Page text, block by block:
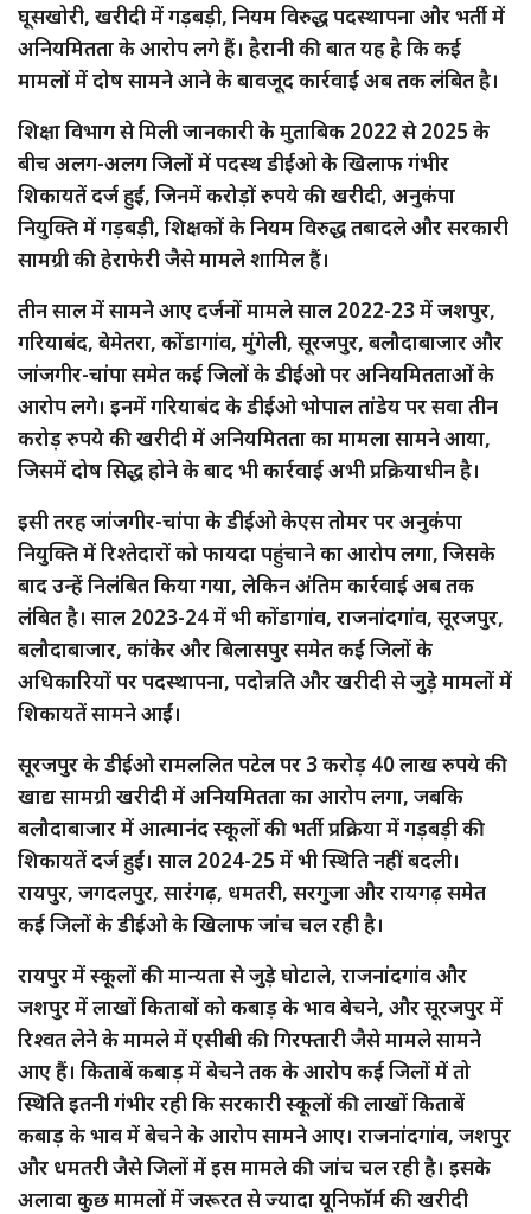
घूसखोरी, खरीदी में गड़बड़ी, नियम विरुद्ध पदस्थापना और भर्ती में
अनियमितता के आरोप लगे हैं। हैरानी की बात यह है कि कई
मामलों में दोष सामने आने के बावजूद कार्रवाई अब तक लंबित है।
शिक्षा विभाग से मिली जानकारी के मुताबिक 2022 से 2025 के
बीच अलग-अलग जिलों में पदस्थ डीईओ के खिलाफ गंभीर
शिकायतें दर्ज हुईं, जिनमें करोड़ों रुपये की खरीदी, अनुकंपा
नियुक्ति में गड़बड़ी, शिक्षकों के नियम विरुद्ध तबादले और सरकारी
सामग्री की हेराफेरी जैसे मामले शामिल हैं।
तीन साल में सामने आए दर्जनों मामले साल 2022-23 में जशपुर,
गरियाबंद, बेमेतरा, कोंडागांव, मुंगेली, सूरजपुर, बलौदाबाजार और
जांजगीर-चांपा समेत कई जिलों के डीईओ पर अनियमितताओं के
आरोप लगे। इनमें गरियाबंद के डीईओ भोपाल तांडेय पर सवा तीन
करोड़ रुपये की खरीदी में अनियमितता का मामला सामने आया,
जिसमें दोष सिद्ध होने के बाद भी कार्रवाई अभी प्रक्रियाधीन है।
इसी तरह जांजगीर-चांपा के डीईओ केएस तोमर पर अनुकंपा
नियुक्ति में रिश्तेदारों को फायदा पहुंचाने का आरोप लगा, जिसके
बाद उन्हें निलंबित किया गया, लेकिन अंतिम कार्रवाई अब तक
लंबित है। साल 2023-24 में भी कोंडागांव, राजनांदगांव, सूरजपुर,
बलौदाबाजार, कांकेर और बिलासपुर समेत कई जिलों के
अधिकारियों पर पदस्थापना, पदोन्नति और खरीदी से जुड़े मामलों में
शिकायतें सामने आईं।
सूरजपुर के डीईओ रामललित पटेल पर 3 करोड़ 40 लाख रुपये की
खाद्य सामग्री खरीदी में अनियमितता का आरोप लगा, जबकि
बलौदाबाजार में आत्मानंद स्कूलों की भर्ती प्रक्रिया में गड़बड़ी की
शिकायतें दर्ज हुईं। साल 2024-25 में भी स्थिति नहीं बदली।
रायपुर, जगदलपुर, सारंगढ़, धमतरी, सरगुजा और रायगढ़ समेत
कई जिलों के डीईओ के खिलाफ जांच चल रही है।
रायपुर में स्कूलों की मान्यता से जुड़े घोटाले, राजनांदगांव और
जशपुर में लाखों किताबों को कबाड़ के भाव बेचने, और सूरजपुर में
रिश्वत लेने के मामले में एसीबी की गिरफ्तारी जैसे मामले सामने
आए हैं। किताबें कबाड़ में बेचने तक के आरोप कई जिलों में तो
स्थिति इतनी गंभीर रही कि सरकारी स्कूलों की लाखों किताबें
कबाड़ के भाव में बेचने के आरोप सामने आए। राजनांदगांव, जशपुर
और धमतरी जैसे जिलों में इस मामले की जांच चल रही है। इसके
अलावा कुछ मामलों में जरूरत से ज्यादा यूनिफॉर्म की खरीदी